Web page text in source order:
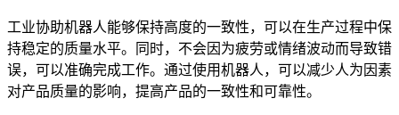
工业协助机器人能够保持高度的一致性，可以在生产过程中保
持稳定的质量水平。同时，不会因为疲劳或情绪波动而导致错
误，可以准确完成工作。通过使用机器人，可以减少人为因素
对产品质量的影响，提高产品的一致性和可靠性。